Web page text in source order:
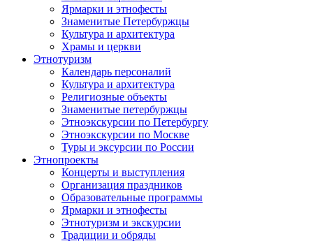
Ярмарки и этнофесты
Знаменитые Петербуржцы
Культура и архитектура
Храмы и церкви
Этнотуризм
Календарь персоналий
Культура и архитектура
Религиозные объекты
Знаменитые петербуржцы
Этноэкскурсии по Петербургу
Этноэкскурсии по Москве
Туры и эксурсии по России
Этнопроекты
Концерты и выступления
Организация праздников
Образовательные программы
Ярмарки и этнофесты
Этнотуризм и экскурсии
Традиции и обряды